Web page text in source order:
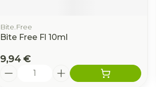
Bite.Free
Bite Free Fl 10ml
9,94 €
Quantité